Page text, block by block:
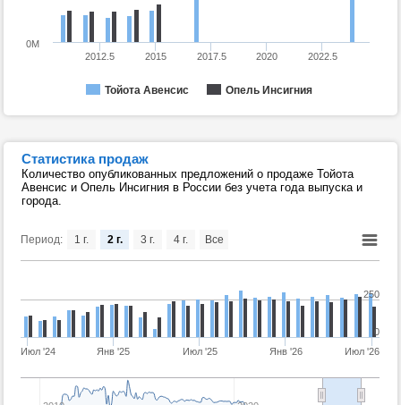
Тойота Авенсис Опель Инсигния
2012.5 2015 2017.5 2020 2022.5
0M
Статистика продаж
Количество опубликованных предложений о продаже Тойота
Авенсис и Опель Инсигния в России без учета года выпуска и
города.
Период:
Июл '24 Янв '25 Июл '25 Янв '26 Июл '26
0
250
1 г. 2 г. 3 г. 4 г. Все